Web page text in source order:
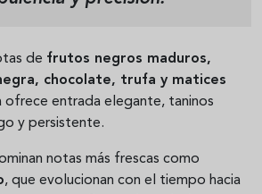
de frutos negros maduros,
chocolate, trufa y matices
ofrece entrada elegante, taninos
y persistente.
notas más frescas como
, que evolucionan con el tiempo hacia